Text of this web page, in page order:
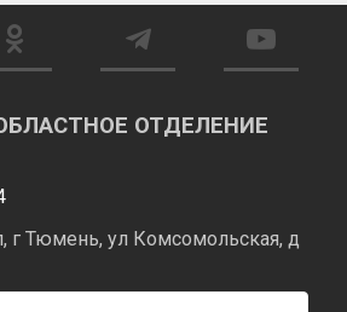
ОТДЕЛЕНИЕ
г Тюмень, ул Комсомольская, д